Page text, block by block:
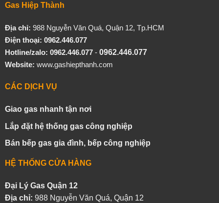
Gas Hiệp Thành
Địa chỉ: 988 Nguyễn Văn Quá, Quận 12, Tp.HCM
Điện thoại: 0962.446.077
Hotline/zalo: 0962.446.077- 0962.446.077
Website: www.gashiepthanh.com
CÁC DỊCH VỤ
Giao gas nhanh tận nơi
Lắp đặt hệ thống gas công nghiệp
Bán bếp gas gia đình, bếp công nghiệp
HỆ THỐNG CỬA HÀNG
Đại Lý Gas Quận 12
Địa chỉ: 988 Nguyễn Văn Quá, Quận 12